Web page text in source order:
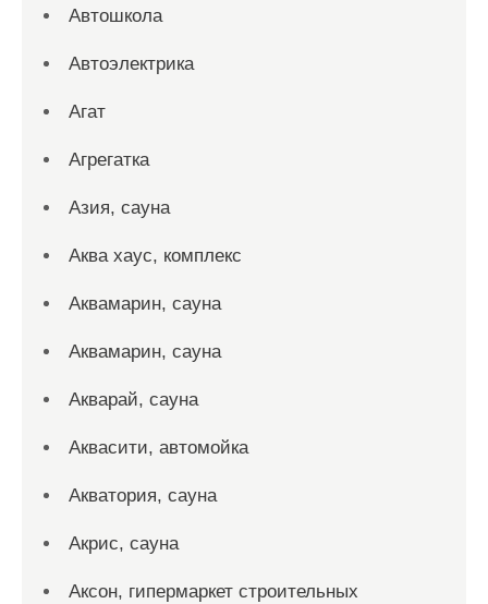
Автошкола
Автоэлектрика
Агат
Агрегатка
Азия, сауна
Аква хаус, комплекс
Аквамарин, сауна
Аквамарин, сауна
Акварай, сауна
Аквасити, автомойка
Акватория, сауна
Акрис, сауна
Аксон, гипермаркет строительных